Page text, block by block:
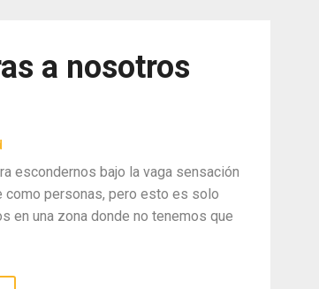
a nosotros
escondernos bajo la vaga sensación
como personas, pero esto es solo
en una zona donde no tenemos que